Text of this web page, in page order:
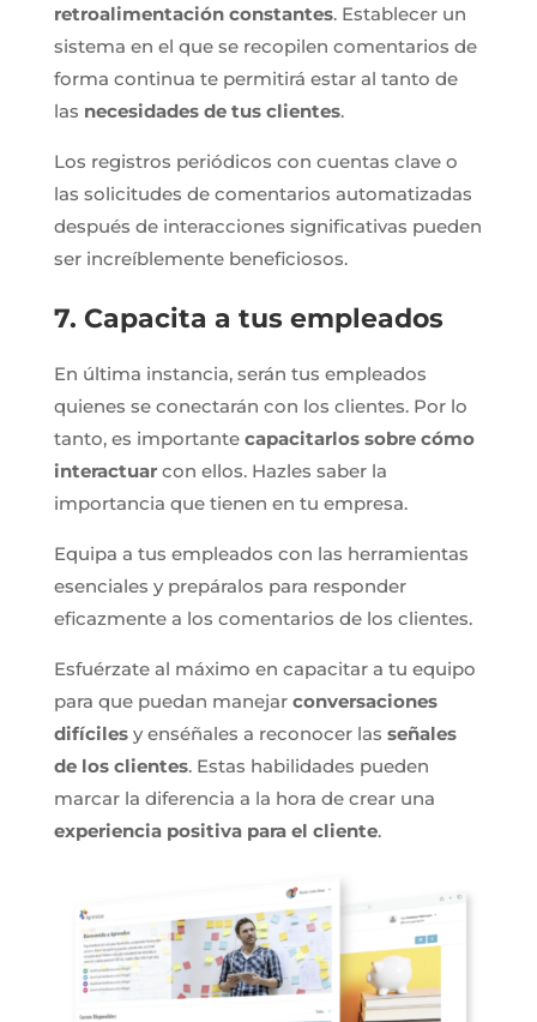
retroalimentación constantes. Establecer un
sistema en el que se recopilen comentarios de
forma continua te permitirá estar al tanto de
las necesidades de tus clientes.
Los registros periódicos con cuentas clave o
las solicitudes de comentarios automatizadas
después de interacciones significativas pueden
ser increíblemente beneficiosos.
7. Capacita a tus empleados
En última instancia, serán tus empleados
quienes se conectarán con los clientes. Por lo
tanto, es importante capacitarlos sobre cómo
interactuarcon ellos. Hazles saber la
importancia que tienen en tu empresa.
Equipa a tus empleados con las herramientas
esenciales y prepáralos para responder
eficazmente a los comentarios de los clientes.
Esfuérzate al máximo en capacitar a tu equipo
para que puedan manejar conversaciones
difícilesy enséñales a reconocer las señales
de los clientes. Estas habilidades pueden
marcar la diferencia a la hora de crear una
experiencia positiva para el cliente.